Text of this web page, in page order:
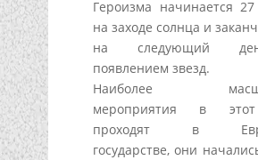
Героизма начинается
на заходе солнца и
на следующий
появлением звезд.
Наиболее
мероприятия в
проходят в
государстве, они